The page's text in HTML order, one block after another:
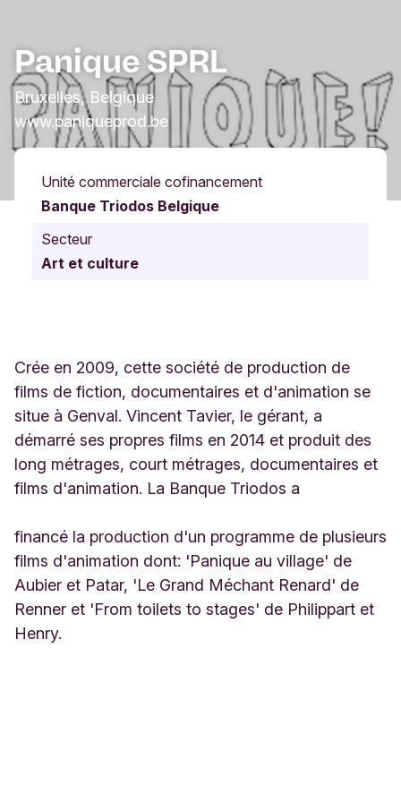
Panique SPRL
Bruxelles, Belgique
www.paniqueprod.be
Unité commerciale cofinancement
Banque Triodos Belgique
Secteur
Art et culture
Crée en 2009, cette société de production de
films de fiction, documentaires et d'animation se
situe à Genval. Vincent Tavier, le gérant, a
démarré ses propres films en 2014 et produit des
long métrages, court métrages, documentaires et
films d'animation. La Banque Triodos a
financé la production d'un programme de plusieurs
films d'animation dont: 'Panique au village' de
Aubier et Patar, 'Le Grand Méchant Renard' de
Renner et 'From toilets to stages' de Philippart et
Henry.